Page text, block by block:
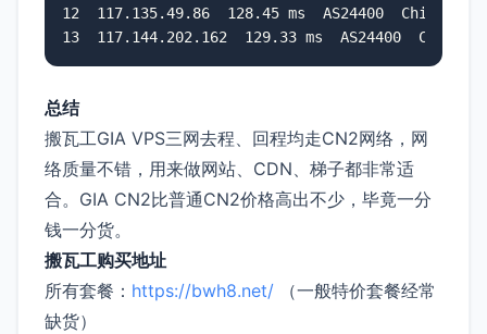
12  117.135.49.86  128.45 ms  AS24400  China
13  117.144.202.162  129.33 ms  AS24400  China
总结
搬瓦工GIA VPS三网去程、回程均走CN2网络，网
络质量不错，用来做网站、CDN、梯子都非常适
合。GIA CN2比普通CN2价格高出不少，毕竟一分
钱一分货。
搬瓦工购买地址
所有套餐： https://bwh8.net/ （一般特价套餐经常
缺货）